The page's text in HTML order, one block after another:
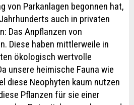
von Parkanlagen begonnen hat,
auch in privaten
Das Anpflanzen von
Diese haben mittlerweile in
ökologisch wertvolle
unsere heimische Fauna wie
diese Neophyten kaum nutzen
Pflanzen für sie einer